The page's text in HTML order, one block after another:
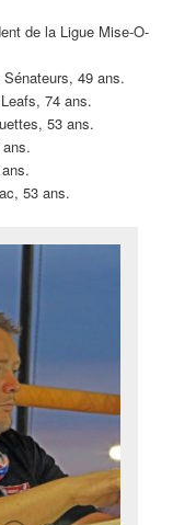
de la Ligue Mise-O-
49 ans.
74 ans.
53 ans.
53 ans.